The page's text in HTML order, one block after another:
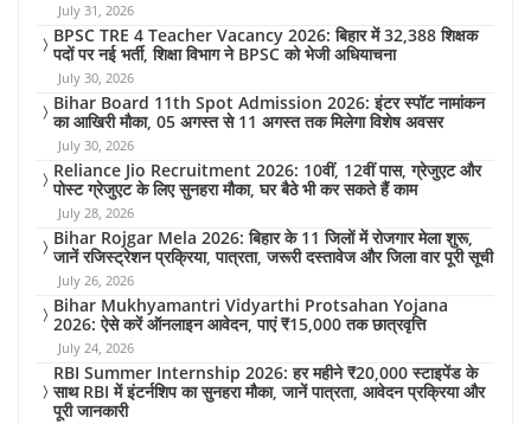
July 31, 2026
BPSC TRE 4 Teacher Vacancy 2026: बिहार में 32,388 शिक्षक
पदों पर नई भर्ती, शिक्षा विभाग ने BPSC को भेजी अधियाचना
July 30, 2026
Bihar Board 11th Spot Admission 2026: इंटर स्पॉट नामांकन
का आखिरी मौका, 05 अगस्त से 11 अगस्त तक मिलेगा विशेष अवसर
July 30, 2026
Reliance Jio Recruitment 2026: 10वीं, 12वीं पास, ग्रेजुएट और
पोस्ट ग्रेजुएट के लिए सुनहरा मौका, घर बैठे भी कर सकते हैं काम
July 28, 2026
Bihar Rojgar Mela 2026: बिहार के 11 जिलों में रोजगार मेला शुरू,
जानें रजिस्ट्रेशन प्रक्रिया, पात्रता, जरूरी दस्तावेज और जिला वार पूरी सूची
July 26, 2026
Bihar Mukhyamantri Vidyarthi Protsahan Yojana
2026: ऐसे करें ऑनलाइन आवेदन, पाएं ₹15,000 तक छात्रवृत्ति
July 24, 2026
RBI Summer Internship 2026: हर महीने ₹20,000 स्टाइपेंड के
साथ RBI में इंटर्नशिप का सुनहरा मौका, जानें पात्रता, आवेदन प्रक्रिया और
पूरी जानकारी